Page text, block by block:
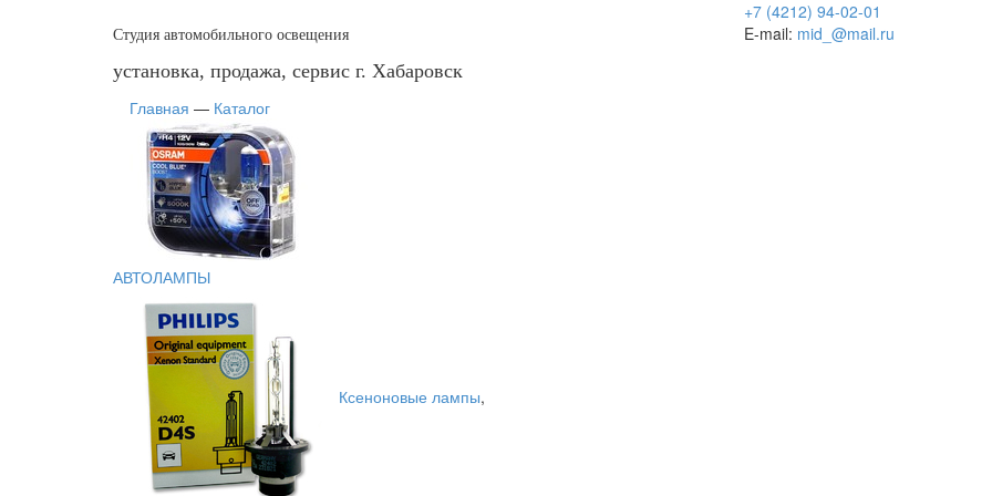
Студия автомобильного освещения
установка, продажа, сервис г. Хабаровск
+7 (4212) 94-02-01
E-mail: mid_@mail.ru
Главная — Каталог
АВТОЛАМПЫ
Ксеноновые лампы,